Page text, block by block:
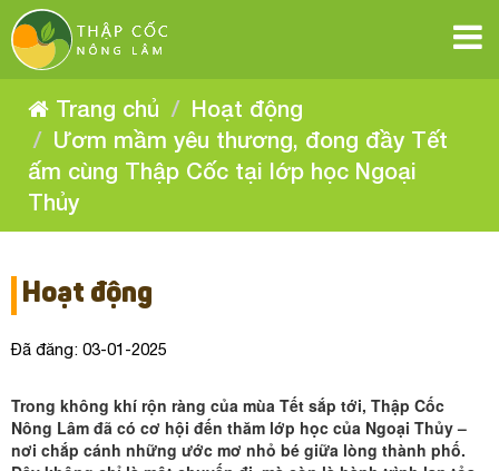
Ươm
mầm
yêu
thương,
đong
đầy
Tết
ấm
cùng
Thập
Cốc
Ươm
mầm
yêu
thương,
đong
đầy
Tết
ấm
cùng
Thập
tại
lớp
Ươm
mầm
yêu
thương,
đong
đầy
Tết
ấm
Thập
Cốc
tại
lớp
học
Ngoại
Thủy
Ươm
mầm
yêu
thương,
đong
đầy
cùng
Thập
học
Ngoại
Ươm
mầm
yêu
thương,
đong
cùng
Thập
Ươm
mầm
yêu
thương,
đong
Ngoại
Trang chủ
Hoạt động
Ươm mầm yêu thương, đong đầy Tết
ấm cùng Thập Cốc tại lớp học Ngoại
Thủy
Hoạt động
Đã đăng: 03-01-2025
Trong không khí rộn ràng của mùa Tết sắp tới, Thập Cốc
Nông Lâm đã có cơ hội đến thăm lớp học của Ngoại Thủy –
nơi chắp cánh những ước mơ nhỏ bé giữa lòng thành phố.